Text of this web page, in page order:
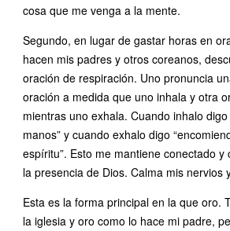
cosa que me venga a la mente.
Segundo, en lugar de gastar horas en
hacen mis padres y otros coreanos,
oración de respiración. Uno pronuncia
oración a medida que uno inhala y otra
mientras uno exhala. Cuando inhalo digo
manos” y cuando exhalo digo
espíritu”. Esto me mantiene conectado y
la presencia de Dios. Calma mis nervios
Esta es la forma principal en la que oro.
la iglesia y oro como lo hace mi padre,